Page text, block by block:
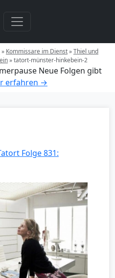
» Kommissare im Dienst»Thiel und
»tatort-münster-hinkebein-2
Neue Folgen gibt
erfahren →
Folge 831: